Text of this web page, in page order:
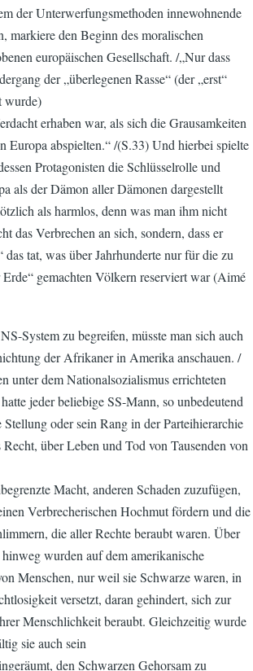
der Unterwerfungsmethoden innewohnende
markiere den Beginn des moralischen
europäischen Gesellschaft. /„Nur dass
der „überlegenen Rasse“ (der „erst“
wurde)
erhaben war, als sich die Grausamkeiten
Europa abspielten.“ /(S.33) Und hierbei spielte
Protagonisten die Schlüsselrolle und
als der Dämon aller Dämonen dargestellt
als harmlos, denn was man ihm nicht
das Verbrechen an sich, sondern, dass er
tat, was über Jahrhunderte nur für die zu
Erde“ gemachten Völkern reserviert war (Aimé
System zu begreifen, müsste man sich auch
der Afrikaner in Amerika anschauen. /
unter dem Nationalsozialismus errichteten
jeder beliebige SS-Mann, so unbedeutend
Stellung oder sein Rang in der Parteihierarchie
Recht, über Leben und Tod von Tausenden von
Macht, anderen Schaden zuzufügen,
Verbrecherischen Hochmut fördern und die
die aller Rechte beraubt waren. Über
wurden auf dem amerikanische
Menschen, nur weil sie Schwarze waren, in
versetzt, daran gehindert, sich zur
Menschlichkeit beraubt. Gleichzeitig wurde
sie auch sein
den Schwarzen Gehorsam zu